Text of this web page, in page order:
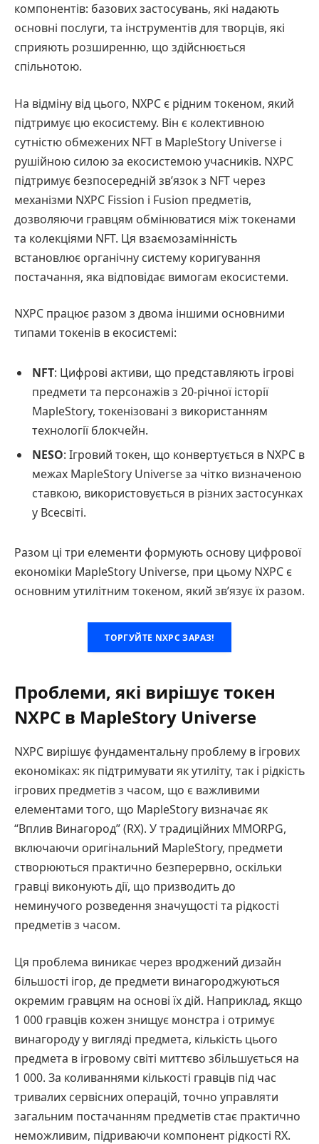
компонентів: базових застосувань, які надають
основні послуги, та інструментів для творців, які
сприяють розширенню, що здійснюється
спільнотою.
На відміну від цього, NXPC є рідним токеном, який
підтримує цю екосистему. Він є колективною
сутністю обмежених NFT в MapleStory Universe і
рушійною силою за екосистемою учасників. NXPC
підтримує безпосередній зв’язок з NFT через
механізми NXPC Fission і Fusion предметів,
дозволяючи гравцям обмінюватися між токенами
та колекціями NFT. Ця взаємозамінність
встановлює органічну систему коригування
постачання, яка відповідає вимогам екосистеми.
NXPC працює разом з двома іншими основними
типами токенів в екосистемі:
NFT: Цифрові активи, що представляють ігрові
предмети та персонажів з 20-річної історії
MapleStory, токенізовані з використанням
технології блокчейн.
NESO: Ігровий токен, що конвертується в NXPC в
межах MapleStory Universe за чітко визначеною
ставкою, використовується в різних застосунках
у Всесвіті.
Разом ці три елементи формують основу цифрової
економіки MapleStory Universe, при цьому NXPC є
основним утилітним токеном, який зв’язує їх разом.
ТОРГУЙТЕ NXPC ЗАРАЗ!
Проблеми, які вирішує токен
NXPC в MapleStory Universe
NXPC вирішує фундаментальну проблему в ігрових
економіках: як підтримувати як утиліту, так і рідкість
ігрових предметів з часом, що є важливими
елементами того, що MapleStory визначає як
“Вплив Винагород” (RX). У традиційних MMORPG,
включаючи оригінальний MapleStory, предмети
створюються практично безперервно, оскільки
гравці виконують дії, що призводить до
неминучого розведення значущості та рідкості
предметів з часом.
Ця проблема виникає через вроджений дизайн
більшості ігор, де предмети винагороджуються
окремим гравцям на основі їх дій. Наприклад, якщо
1 000 гравців кожен знищує монстра і отримує
винагороду у вигляді предмета, кількість цього
предмета в ігровому світі миттєво збільшується на
1 000. За коливаннями кількості гравців під час
тривалих сервісних операцій, точно управляти
загальним постачанням предметів стає практично
неможливим, підриваючи компонент рідкості RX.